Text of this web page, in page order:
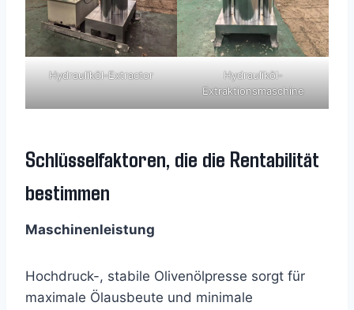
Hydrauliköl-Extractor
Hydrauliköl-
Extraktionsmaschine
Schlüsselfaktoren, die die Rentabilität
bestimmen
Maschinenleistung
Hochdruck-, stabile Olivenölpresse sorgt für
maximale Ölausbeute und minimale